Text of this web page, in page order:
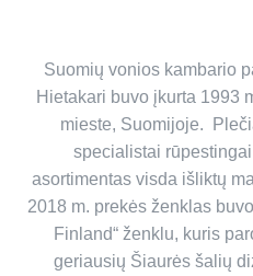
Suomių vonios kambario
Hietakari buvo įkurta 1993
mieste, Suomijoje.
specialistai
asortimentas visda išliktų
2018 m. prekės ženklas
Finland“ ženklu, kuris
geriausių Šiaurės šalių